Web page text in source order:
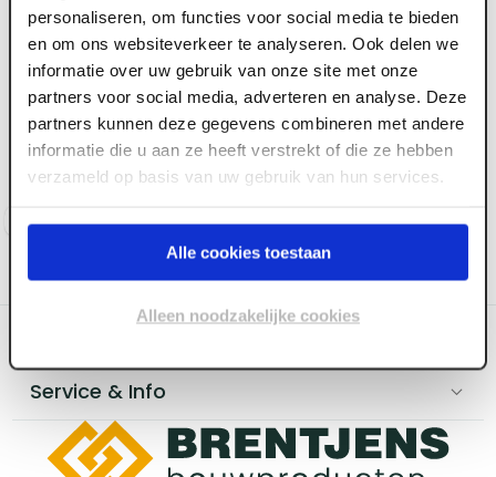
personaliseren, om functies voor social media te bieden
en om ons websiteverkeer te analyseren. Ook delen we
informatie over uw gebruik van onze site met onze
partners voor social media, adverteren en analyse. Deze
partners kunnen deze gegevens combineren met andere
informatie die u aan ze heeft verstrekt of die ze hebben
verzameld op basis van uw gebruik van hun services.
Alle cookies toestaan
Alleen noodzakelijke cookies
ART000085
18 x 300 x 5700 mm Top
Boeistroken Tricoya
MDF gegrond 50 jr
garantie FSC
Voorraad: 20 +
Log in voor prijzen
ART000084
18 x 250 x 5700 mm Top
Boeistroken Tricoya
MDF gegrond 50 jr
garantie FSC
Voorraad: 20+
Log in voor prijzen
Categoriëen
Service & Info